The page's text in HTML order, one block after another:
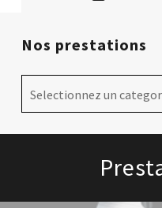
Nos prestations
Selectionnez un